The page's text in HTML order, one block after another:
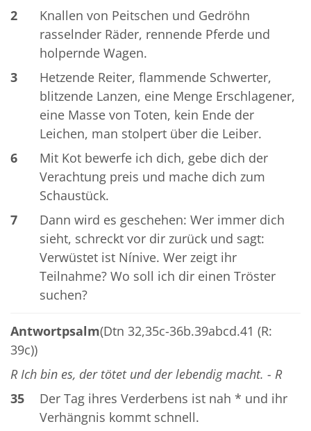
2
Knallen von Peitschen und Gedröhn
rasselnder Räder, rennende Pferde und
holpernde Wagen.
3
Hetzende Reiter, flammende Schwerter,
blitzende Lanzen, eine Menge Erschlagener,
eine Masse von Toten, kein Ende der
Leichen, man stolpert über die Leiber.
6
Mit Kot bewerfe ich dich, gebe dich der
Verachtung preis und mache dich zum
Schaustück.
7
Dann wird es geschehen: Wer immer dich
sieht, schreckt vor dir zurück und sagt:
Verwüstet ist Nínive. Wer zeigt ihr
Teilnahme? Wo soll ich dir einen Tröster
suchen?
Antwortpsalm(Dtn 32,35c-36b.39abcd.41 (R:
39c))
R Ich bin es, der tötet und der lebendig macht. - R
35
Der Tag ihres Verderbens ist nah * und ihr
Verhängnis kommt schnell.